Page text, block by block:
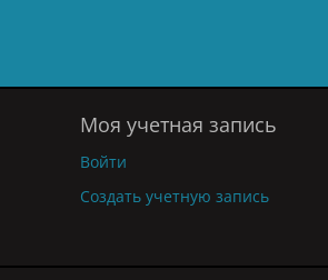
Моя учетная запись
Войти
Создать учетную запись